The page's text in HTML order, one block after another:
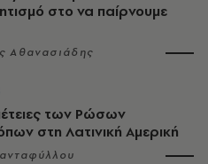
στο να παίρνουμε
Αθανασιάδης
των Ρώσων
στη Λατινική Αμερική